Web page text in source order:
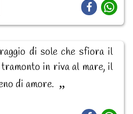
di sole che sfiora il
in riva al mare, il
di amore.